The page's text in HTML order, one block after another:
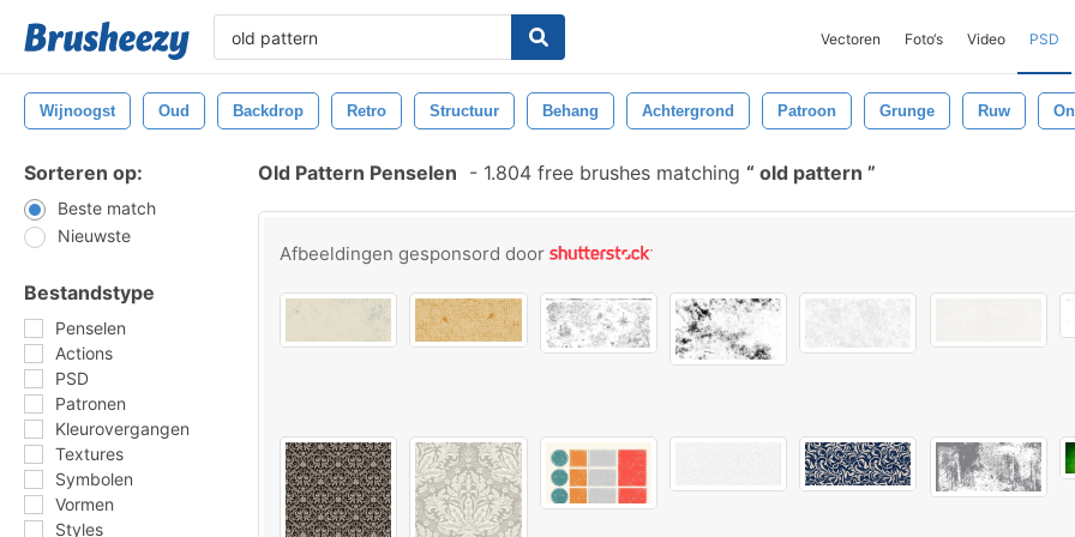
Vectoren Foto‘s Video PSD
Wijnoogst Oud Backdrop Retro Structuur Behang Achtergrond Patroon Grunge Ruw
Sorteren op:
Beste match
Nieuwste
Bestandstype
Penselen
Actions
PSD
Patronen
Kleurovergangen
Textures
Symbolen
Vormen
Styles
Old Pattern Penselen - 1.804 free brushes matching old pattern
Afbeeldingen gesponsord door